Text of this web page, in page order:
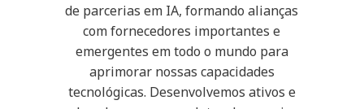
de parcerias em IA, formando alianças
com fornecedores importantes e
emergentes em todo o mundo para
aprimorar nossas capacidades
tecnológicas. Desenvolvemos ativos e